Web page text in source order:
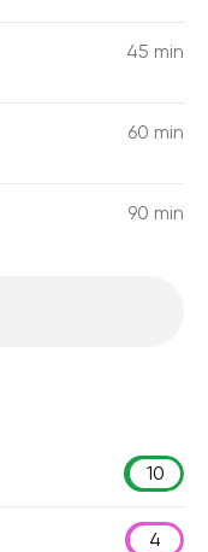
45 min
60 min
90 min
10
4